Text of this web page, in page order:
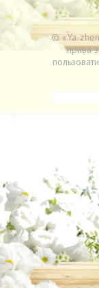
© «Ya-
права